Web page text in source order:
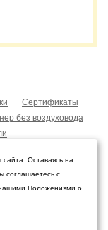
Сертификаты
без воздуховода
Оставаясь на
соглашаетесь с
нашими Положениями о